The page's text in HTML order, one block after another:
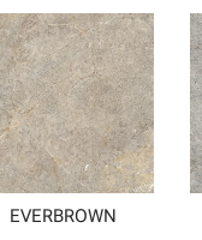
EVERBROWN